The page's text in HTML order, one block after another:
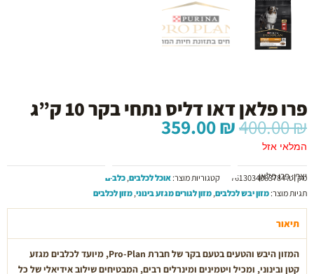
פרו פלאן דאו דליס נתחי בקר 10 ק”ג
400.00₪ המחיר
המקורי
400.00 ₪.
359.00₪ המחיר
359.00 ₪.
המלאי אזל
יצרן: פרו פלאן
מק"ט:7613034083784 קטגוריות מוצר:אוכל לכלבים,כלבים
תגיות מוצר:מזון יבש לכלבים,מזון לגורים מגזע בינוני,מזון לכלבים
תיאור
המזון היבש והטעים בטעם בקר של חברת Pro-Plan, מיועד לכלבים מגזע
קטן ובינוני, ומכיל ויטמינים ומינרלים רבים, המבטיחים שילוב אידיאלי של כל